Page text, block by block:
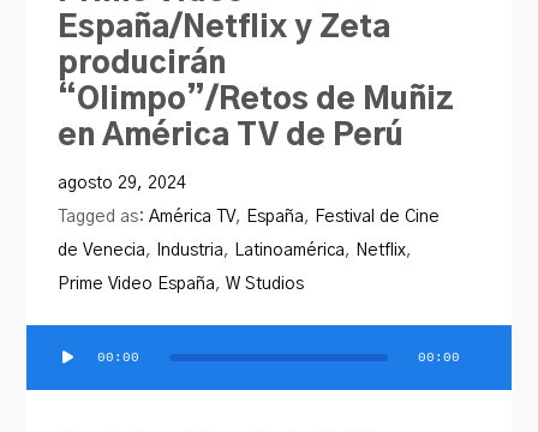
España/Netflix y Zeta
producirán
“Olimpo”/Retos de Muñiz
en América TV de Perú
agosto 29, 2024
Tagged as:América TV, España, Festival de Cine
de Venecia, Industria, Latinoamérica, Netflix,
Prime Video España,W Studios
Reproductor
00:00 00:00